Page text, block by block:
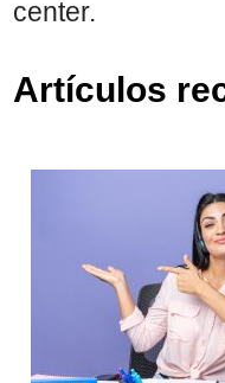
center.
Artículos